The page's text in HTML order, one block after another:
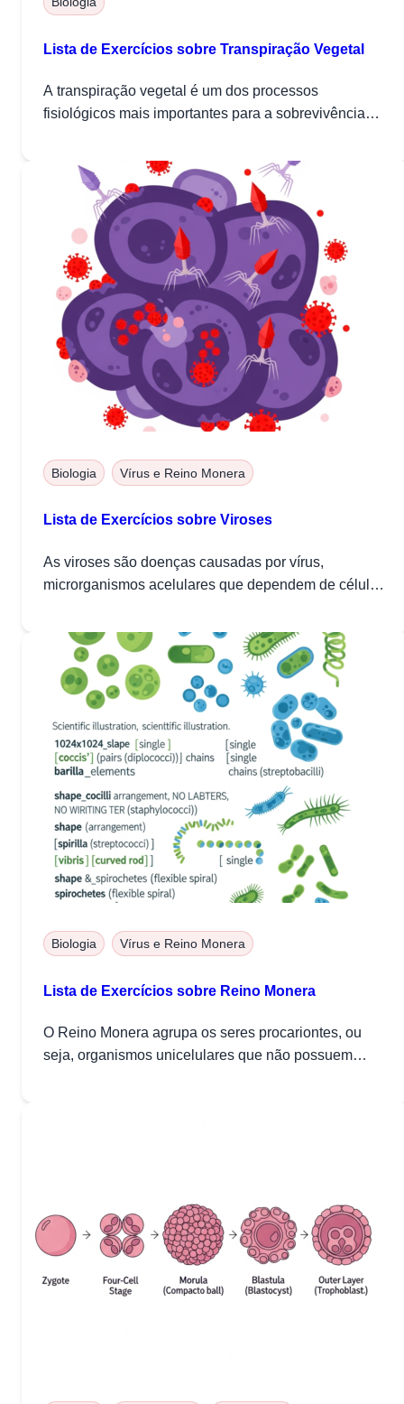
Lista de Exercícios sobre Transpiração Vegetal
A transpiração vegetal é um dos processos
fisiológicos mais importantes para a sobrevivência
Biologia Vírus e Reino Monera
Lista de Exercícios sobre Viroses
As viroses são doenças causadas por vírus,
microrganismos acelulares que dependem de células
Biologia Vírus e Reino Monera
Lista de Exercícios sobre Reino Monera
O Reino Monera agrupa os seres procariontes, ou
seja, organismos unicelulares que não possuem